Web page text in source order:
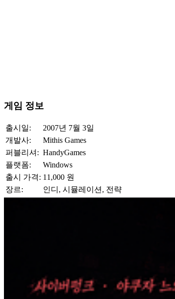
게임 정보
출시일:
2007년 7월 3일
개발사:
Mithis Games
퍼블리셔: HandyGames
플랫폼:
Windows
출시 가격: 11,000 원
장르:
인디, 시뮬레이션, 전략